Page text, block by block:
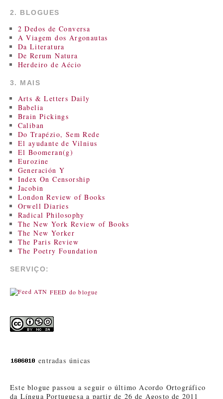
2. BLOGUES
2 Dedos de Conversa
A Viagem dos Argonautas
Da Literatura
De Rerum Natura
Herdeiro de Aécio
3. MAIS
Arts & Letters Daily
Babelia
Brain Pickings
Caliban
Do Trapézio, Sem Rede
El ayudante de Vilnius
El Boomeran(g)
Eurozine
Generación Y
Index On Censorship
Jacobin
London Review of Books
Orwell Diaries
Radical Philosophy
The New York Review of Books
The New Yorker
The Paris Review
The Poetry Foundation
SERVIÇO:
FEED do blogue
entradas únicas
Este blogue passou a seguir o último Acordo Ortográfico
da Língua Portuguesa a partir de 26 de Agosto de 2011